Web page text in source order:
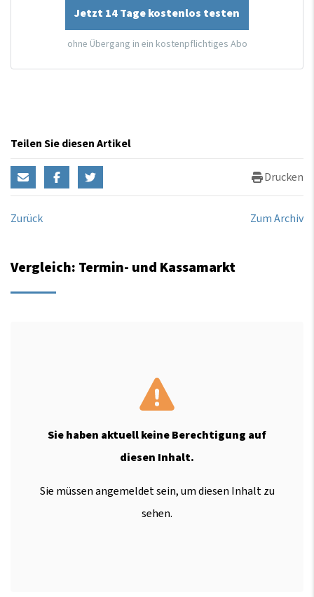
Jetzt 14 Tage kostenlos testen
ohne Übergang in ein kostenpflichtiges Abo
Teilen Sie diesen Artikel
Drucken
Zurück Zum Archiv
Vergleich: Termin- und Kassamarkt
Sie haben aktuell keine Berechtigung auf
diesen Inhalt.
Sie müssen angemeldet sein, um diesen Inhalt zu
sehen.